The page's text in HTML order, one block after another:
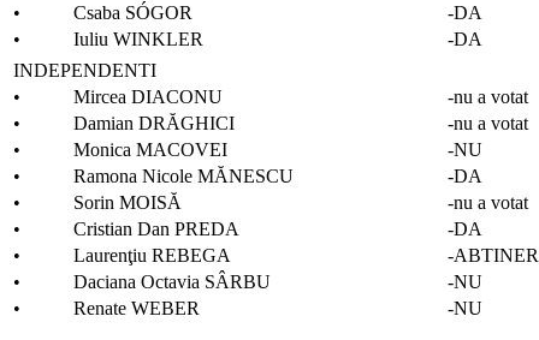
• Csaba SÓGOR
-DA
• Iuliu WINKLER
-DA
INDEPENDENTI
• Mircea DIACONU
-nu a votat
• Damian DRĂGHICI
-nu a votat
• Monica MACOVEI
-NU
• Ramona Nicole MĂNESCU
-DA
• Sorin MOISĂ
-nu a votat
• Cristian Dan PREDA
-DA
• Laurenţiu REBEGA
-
• Daciana Octavia SÂRBU
-NU
• Renate WEBER
-NU